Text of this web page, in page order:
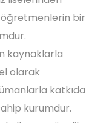
öğretmenlerin bir
kaynaklarla
olarak
katkıda
kurumdur.